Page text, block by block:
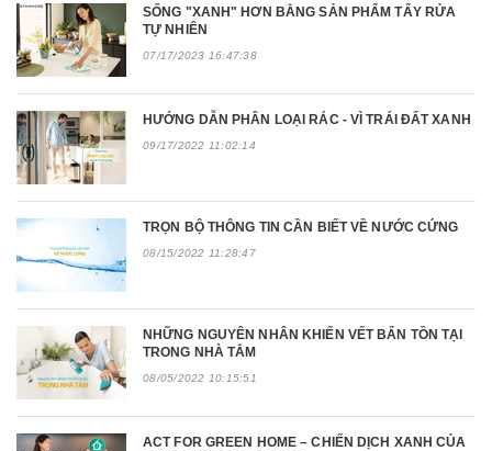
SỐNG "XANH" HƠN BẰNG SẢN PHẨM TẨY RỬA
TỰ NHIÊN
07/17/2023 16:47:38
HƯỚNG DẪN PHÂN LOẠI RÁC - VÌ TRÁI ĐẤT XANH
09/17/2022 11:02:14
TRỌN BỘ THÔNG TIN CẦN BIẾT VỀ NƯỚC CỨNG
08/15/2022 11:28:47
NHỮNG NGUYÊN NHÂN KHIẾN VẾT BẨN TỒN TẠI
TRONG NHÀ TẮM
08/05/2022 10:15:51
ACT FOR GREEN HOME – CHIẾN DỊCH XANH CỦA